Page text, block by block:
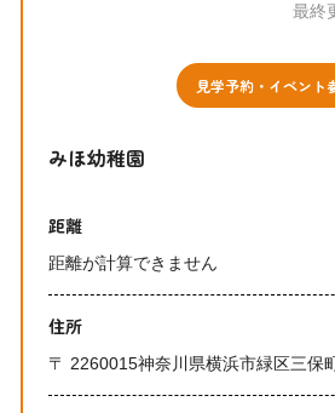
最終
見学予約・イベント
みほ幼稚園
距離
距離が計算できません
住所
〒 2260015神奈川県横浜市緑区三保